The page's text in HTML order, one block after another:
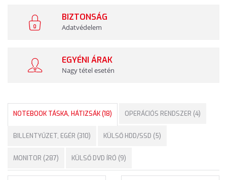
BIZTONSÁG
Adatvédelem
EGYÉNI ÁRAK
Nagy tétel esetén
NOTEBOOK TÁSKA, HÁTIZSÁK (18) OPERÁCIÓS RENDSZER (4)
BILLENTYŰZET, EGÉR (310) KÜLSŐ HDD/SSD (5)
MONITOR (287) KÜLSŐ DVD ÍRÓ (9)